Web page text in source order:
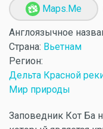
Maps.Me
Англоязычное
Страна: Вьетнам
Регион:
Дельта Красной
Мир природы
Заповедник Кот Ба